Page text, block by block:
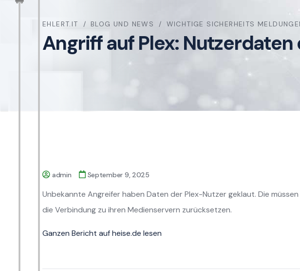
EHLERT.IT BLOG UND NEWS WICHTIGE SICHERHEITS
Angriff auf Plex:
admin September 9, 2025
Unbekannte Angreifer haben Daten der Plex-Nutzer geklaut. Die
die Verbindung zu ihren Medienservern zurücksetzen.
Ganzen Bericht auf heise.de lesen